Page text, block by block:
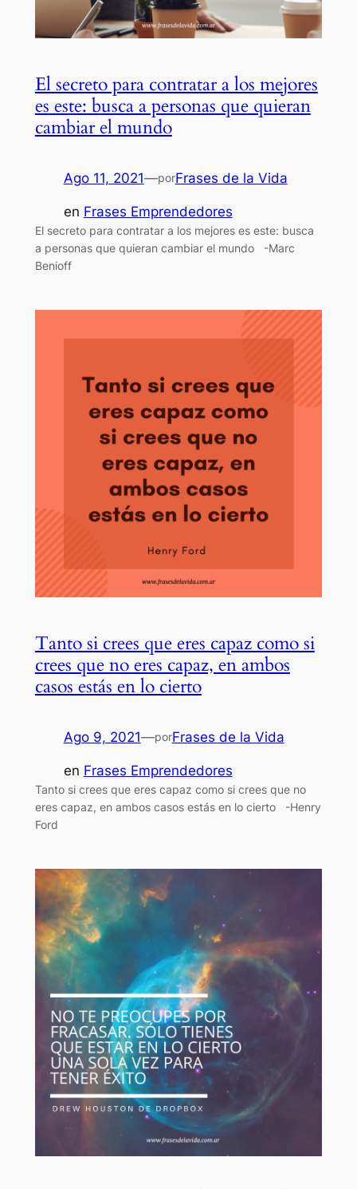
El secreto para contratar a los mejores
es este: busca a personas que quieran
cambiar el mundo
Ago 11, 2021—porFrases de la Vida
en Frases Emprendedores
El secreto para contratar a los mejores es este: busca
a personas que quieran cambiar el mundo -Marc
Benioff
Tanto si crees que eres capaz como si
crees que no eres capaz, en ambos
casos estás en lo cierto
Ago 9, 2021—porFrases de la Vida
en Frases Emprendedores
Tanto si crees que eres capaz como si crees que no
eres capaz, en ambos casos estás en lo cierto -Henry
Ford